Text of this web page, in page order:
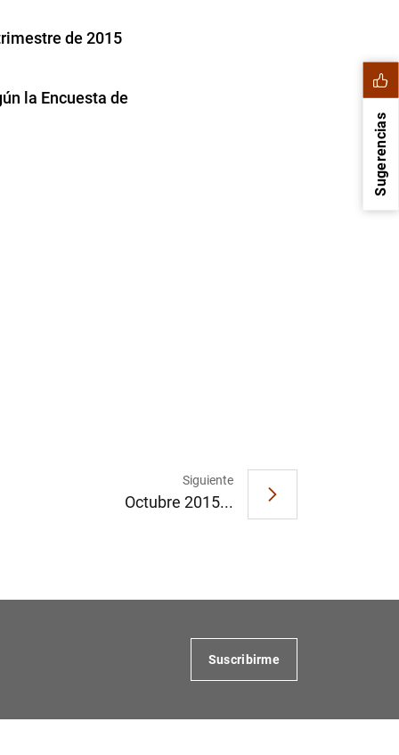
de 2015
la Encuesta de
Siguiente
Octubre 2015...
Sugerencias
Suscribirme